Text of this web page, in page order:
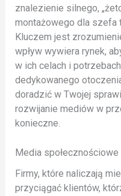
znalezienie silnego,
montażowego dla szefa
Kluczem jest
wpływ wywiera rynek,
w ich celach i
dedykowanego
doradzić w Twojej
rozwijanie mediów w
konieczne.
Media społecznościowe
Firmy, które naliczają
przyciągać klientów,